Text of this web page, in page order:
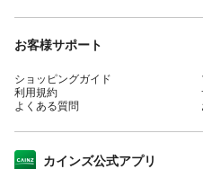
お客様サポート
ショッピングガイド
利用規約
よくある質問
カインズ公式アプリ